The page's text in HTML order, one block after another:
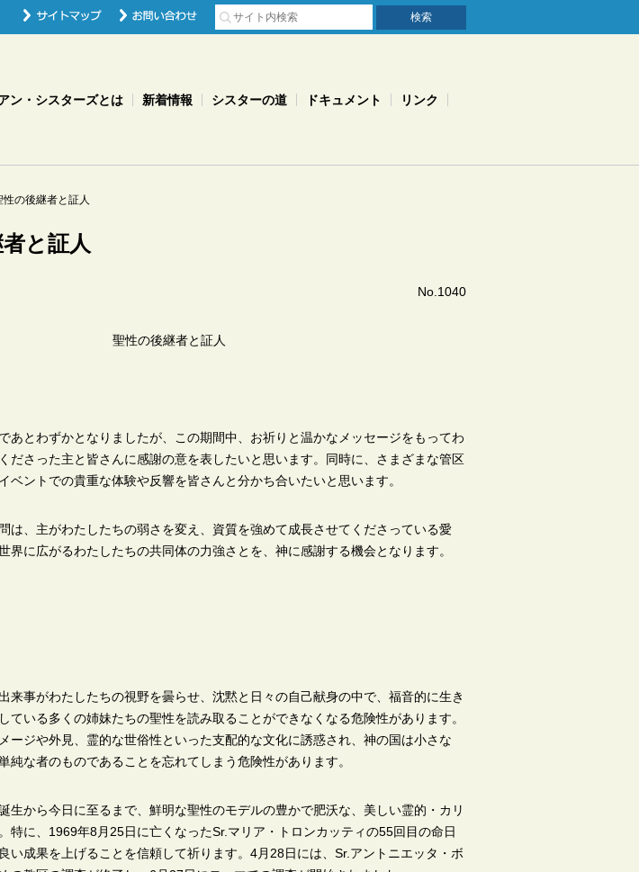
ン・シスターズとは 新着情報 シスターの道 ドキュメント リンク
性の後継者と証人
と証人
No.1040
聖性の後継者と証人
あとわずかとなりましたが、この期間中、お祈りと温かなメッセージをもってわ
ださった主と皆さんに感謝の意を表したいと思います。同時に、さまざまな管区
ベントでの貴重な体験や反響を皆さんと分かち合いたいと思います。
は、主がわたしたちの弱さを変え、資質を強めて成長させてくださっている愛
界に広がるわたしたちの共同体の力強さとを、神に感謝する機会となります。
来事がわたしたちの視野を曇らせ、沈黙と日々の自己献身の中で、福音的に生き
ている多くの姉妹たちの聖性を読み取ることができなくなる危険性があります。
ージや外見、霊的な世俗性といった支配的な文化に誘惑され、神の国は小さな
純な者のものであることを忘れてしまう危険性があります。
生から今日に至るまで、鮮明な聖性のモデルの豊かで肥沃な、美しい霊的・カリ
特に、1969年8月25日に亡くなったSr.マリア・トロンカッティの55回目の命日
い成果を上げることを信頼して祈ります。4月28日には、Sr.アントニエッタ・ボ